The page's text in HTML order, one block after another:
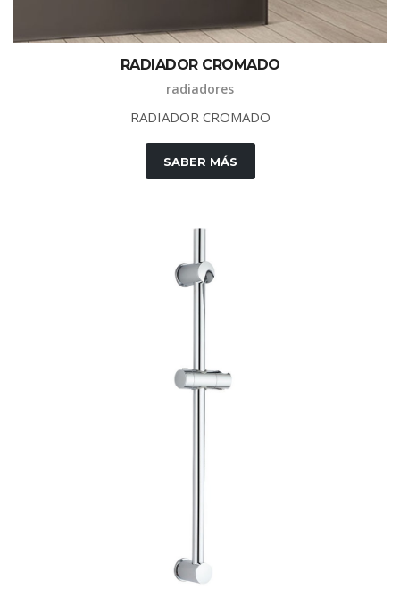
RADIADOR CROMADO
radiadores
RADIADOR CROMADO
SABER MÁS